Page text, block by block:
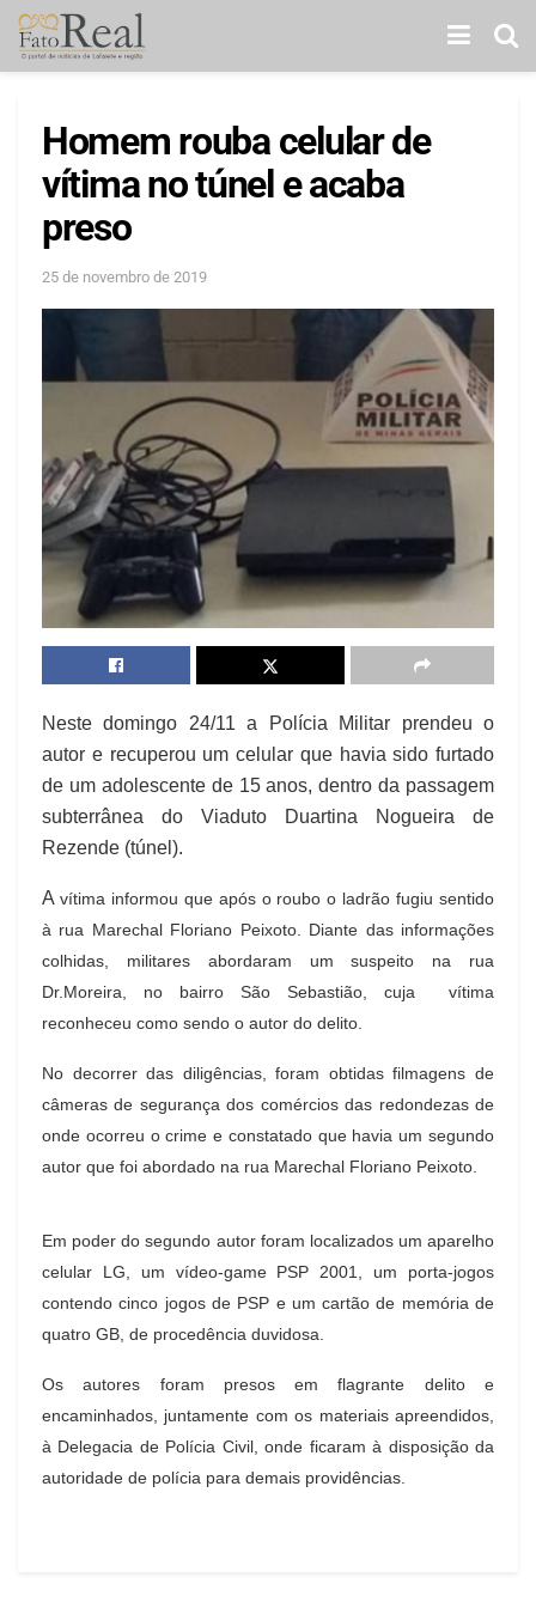
Homem rouba celular de
vítima no túnel e acaba
preso
25 de novembro de 2019
Neste domingo 24/11 a Polícia Militar prendeu o
autor e recuperou um celular que havia sido furtado
de um adolescente de 15 anos, dentro da passagem
subterrânea do Viaduto Duartina Nogueira de
Rezende (túnel).
A vítima informou que após o roubo o ladrão fugiu sentido
à rua Marechal Floriano Peixoto. Diante das informações
colhidas, militares abordaram um suspeito na rua
Dr.Moreira, no bairro São Sebastião, cuja vítima
reconheceu como sendo o autor do delito.
No decorrer das diligências, foram obtidas filmagens de
câmeras de segurança dos comércios das redondezas de
onde ocorreu o crime e constatado que havia um segundo
autor que foi abordado na rua Marechal Floriano Peixoto.
Em poder do segundo autor foram localizados um aparelho
celular LG, um vídeo-game PSP 2001, um porta-jogos
contendo cinco jogos de PSP e um cartão de memória de
quatro GB, de procedência duvidosa.
Os autores foram presos em flagrante delito e
encaminhados, juntamente com os materiais apreendidos,
à Delegacia de Polícia Civil, onde ficaram à disposição da
autoridade de polícia para demais providências.